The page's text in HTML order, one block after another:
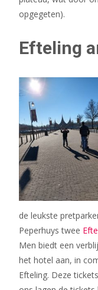
opgegeten).
Efteling
de leukste
Peperhuys twee
Men biedt een
het hotel aan, in
Efteling. Deze